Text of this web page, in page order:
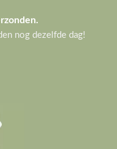
nog dezelfde dag!